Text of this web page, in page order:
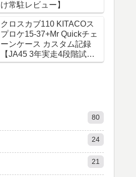
け常駐レビュー】
クロスカブ110 KITACOス
プロケ15-37+Mr Quickチェ
ーンケース カスタム記録
【JA45 3年実走4段階試行
錯誤レビュー】
80
24
21